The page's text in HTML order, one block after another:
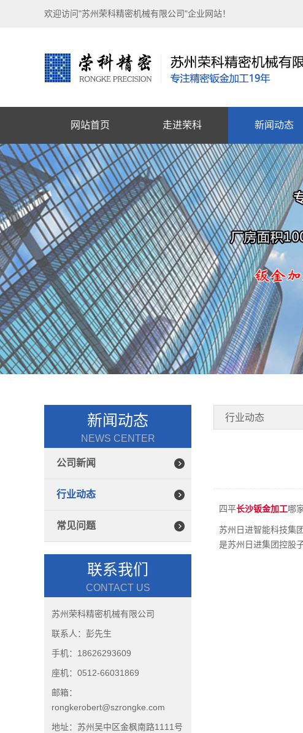
欢迎访问"苏州荣科精密机械有限公司"企业网站！
网站首页 走进荣科 新闻动态
新闻动态
NEWS CENTER
公司新闻
行业动态
常见问题
联系我们
CONTACT US
苏州荣科精密机械有限公司
联系人：彭先生
手机：18626293609
座机：0512-66031869
邮箱：
rongkerobert@szrongke.com
地址：苏州吴中区金枫南路1111号
行业动态
四平长沙钣金加工哪
苏州日进智能科技集
是苏州日进集团控股